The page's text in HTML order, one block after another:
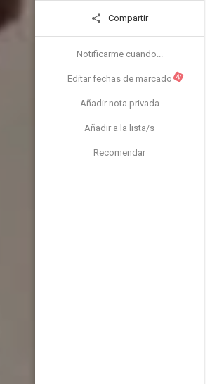
Compartir
Notificarme cuando...
Editar fechas de marcado N
Añadir nota privada
Añadir a la lista/s
Recomendar